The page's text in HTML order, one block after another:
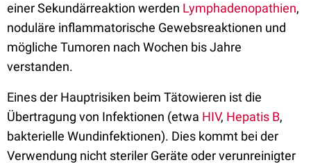
einer Sekundärreaktion werden Lymphadenopathien,
noduläre inflammatorische Gewebsreaktionen und
mögliche Tumoren nach Wochen bis Jahre
verstanden.
Eines der Hauptrisiken beim Tätowieren ist die
Übertragung von Infektionen (etwa HIV, Hepatis B,
bakterielle Wundinfektionen). Dies kommt bei der
Verwendung nicht steriler Geräte oder verunreinigter